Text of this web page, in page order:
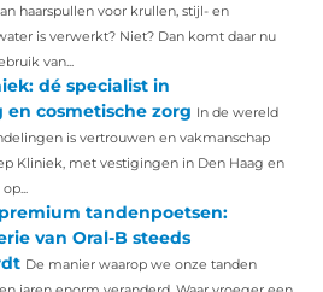
haarspullen voor krullen, stijl- en
is verwerkt? Niet? Dan komt daar nu
van...
dé specialist in
cosmetische zorg In de wereld
is vertrouwen en vakmanschap
Kliniek, met vestigingen in Den Haag en
tandenpoetsen:
van Oral-B steeds
De manier waarop we onze tanden